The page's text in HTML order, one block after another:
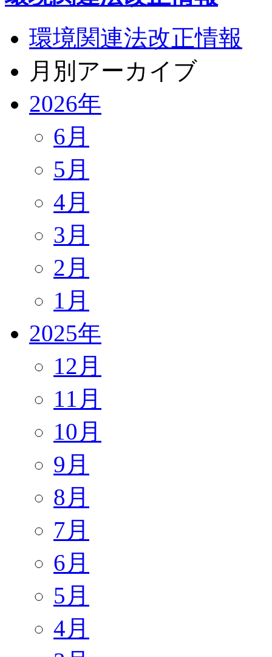
環境関連法改正情報
月別アーカイブ
2026年
6月
5月
4月
3月
2月
1月
2025年
12月
11月
10月
9月
8月
7月
6月
5月
4月